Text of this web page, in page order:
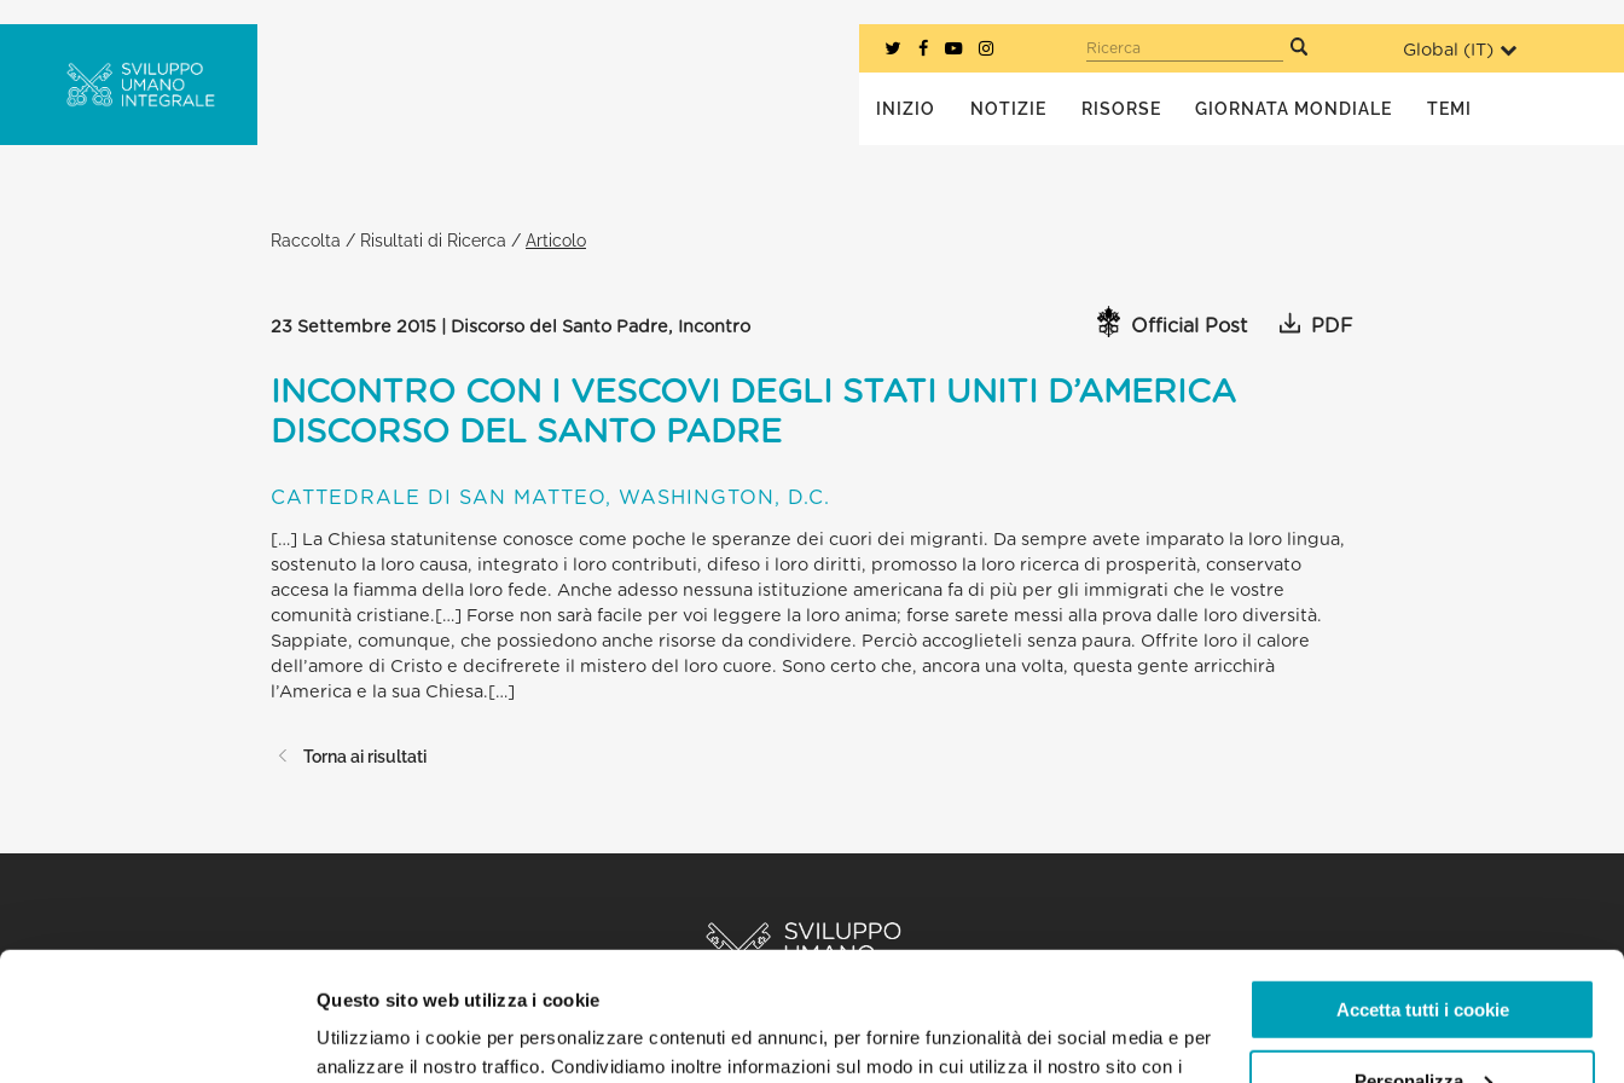
Questo sito web utilizza i cookie
Utilizziamo i cookie per personalizzare contenuti ed annunci, per fornire funzionalità dei social media e per
analizzare il nostro traffico. Condividiamo inoltre informazioni sul modo in cui utilizza il nostro sito con i
Accetta tutti i cookie
Global ( IT)
Ricerca
INIZIO NOTIZIE RISORSE GIORNATA MONDIALE TEMI
Raccolta / Risultati di Ricerca / Articolo
23 Settembre 2015 | Discorso del Santo Padre, Incontro Official Post PDF
INCONTRO CON I VESCOVI DEGLI STATI UNITI D’AMERICA
DISCORSO DEL SANTO PADRE
CATTEDRALE DI SAN MATTEO, WASHINGTON, D.C.
[…] La Chiesa statunitense conosce come poche le speranze dei cuori dei migranti. Da sempre avete imparato la loro lingua,
sostenuto la loro causa, integrato i loro contributi, difeso i loro diritti, promosso la loro ricerca di prosperità, conservato
accesa la fiamma della loro fede. Anche adesso nessuna istituzione americana fa di più per gli immigrati che le vostre
comunità cristiane.[…] Forse non sarà facile per voi leggere la loro anima; forse sarete messi alla prova dalle loro diversità.
Sappiate, comunque, che possiedono anche risorse da condividere. Perciò accoglieteli senza paura. Offrite loro il calore
dell’amore di Cristo e decifrerete il mistero del loro cuore. Sono certo che, ancora una volta, questa gente arricchirà
l’America e la sua Chiesa.[…]
Torna ai risultati
INIZIO STORIE RISORSE